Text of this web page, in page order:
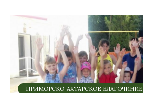
ПРИМОРСКО-АХТАРСКОЕ БЛАГОЧИНИЕ